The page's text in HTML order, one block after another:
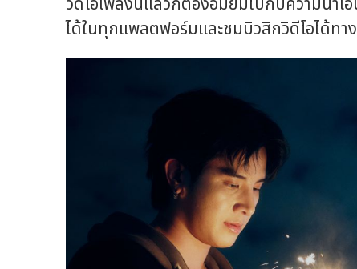
ได้ในทุกแพลตฟอร์มและชมมิวสิกวิดีโอได้